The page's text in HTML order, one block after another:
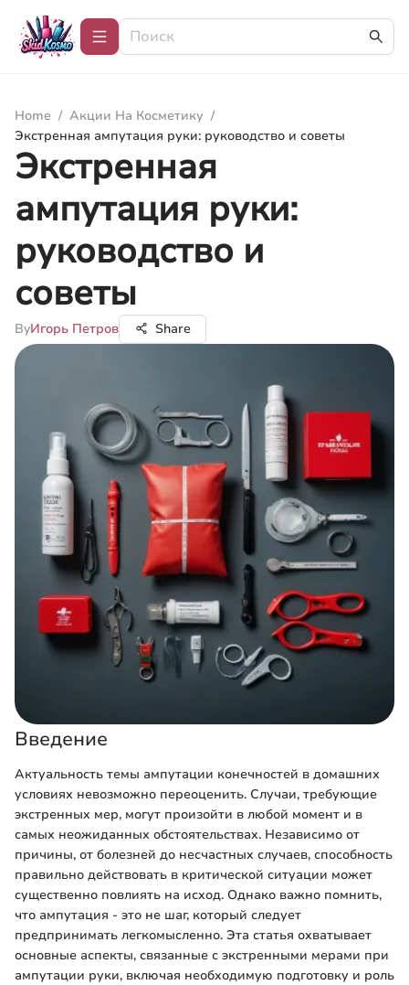
Home / Акции На Косметику /
Экстренная ампутация руки: руководство и советы
Экстренная
ампутация руки:
руководство и
советы
ByИгорь Петров Share
Введение
Актуальность темы ампутации конечностей в домашних
условиях невозможно переоценить. Случаи, требующие
экстренных мер, могут произойти в любой момент и в
самых неожиданных обстоятельствах. Независимо от
причины, от болезней до несчастных случаев, способность
правильно действовать в критической ситуации может
существенно повлиять на исход. Однако важно помнить,
что ампутация - это не шаг, который следует
предпринимать легкомысленно. Эта статья охватывает
основные аспекты, связанные с экстренными мерами при
ампутации руки, включая необходимую подготовку и роль